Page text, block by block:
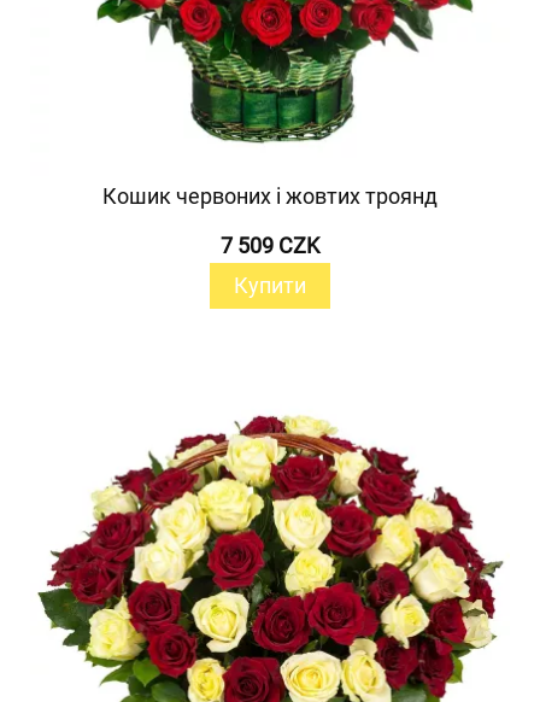
Кошик червоних і жовтих троянд
7 509 CZK
Купити